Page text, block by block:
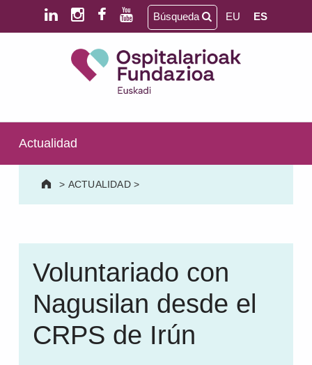
Saltar al contenido principal
Saltar al pie de página
SALUD MENTAL | DISCAPACIDAD INTELECTUAL | NEURORREHABILITACIÓN Y DAÑO CEREBRAL | PERSONA MAYOR
Búsqueda EU ES
Actualidad
> ACTUALIDAD>
Voluntariado con
Nagusilan desde el
CRPS de Irún